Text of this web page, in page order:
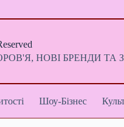
НОВІ БРЕНДИ ТА
Шоу-Бізнес